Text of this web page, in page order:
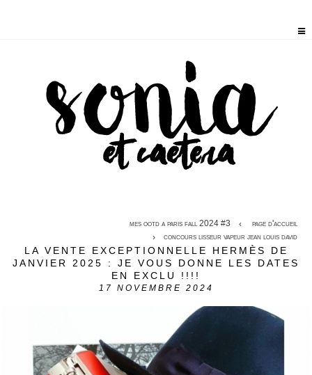
mes ootd a paris fall 2024 #3
page d'accueil
concours lisseur vapeur jean louis david
LA VENTE EXCEPTIONNELLE HERMÈS DE
JANVIER 2025 : JE VOUS DONNE LES DATES
EN EXCLU !!!!
17 NOVEMBRE 2024